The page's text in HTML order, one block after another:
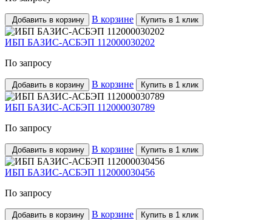
Добавить в корзину В корзине Купить в 1 клик
ИБП БАЗИС-АСБЭП 112000030202
По запросу
Добавить в корзину В корзине Купить в 1 клик
ИБП БАЗИС-АСБЭП 112000030789
По запросу
Добавить в корзину В корзине Купить в 1 клик
ИБП БАЗИС-АСБЭП 112000030456
По запросу
Добавить в корзину В корзине
Купить в 1 клик